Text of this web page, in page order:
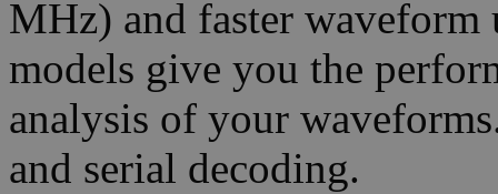
MHz) and faster waveform
models give you the
analysis of your
and serial decoding.